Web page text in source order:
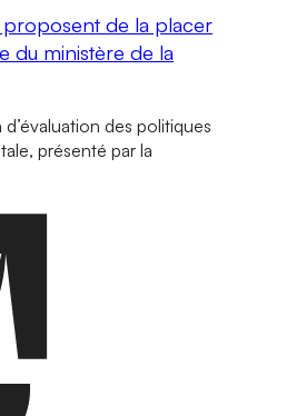
proposent de la placer
du ministère de la
des politiques
présenté par la